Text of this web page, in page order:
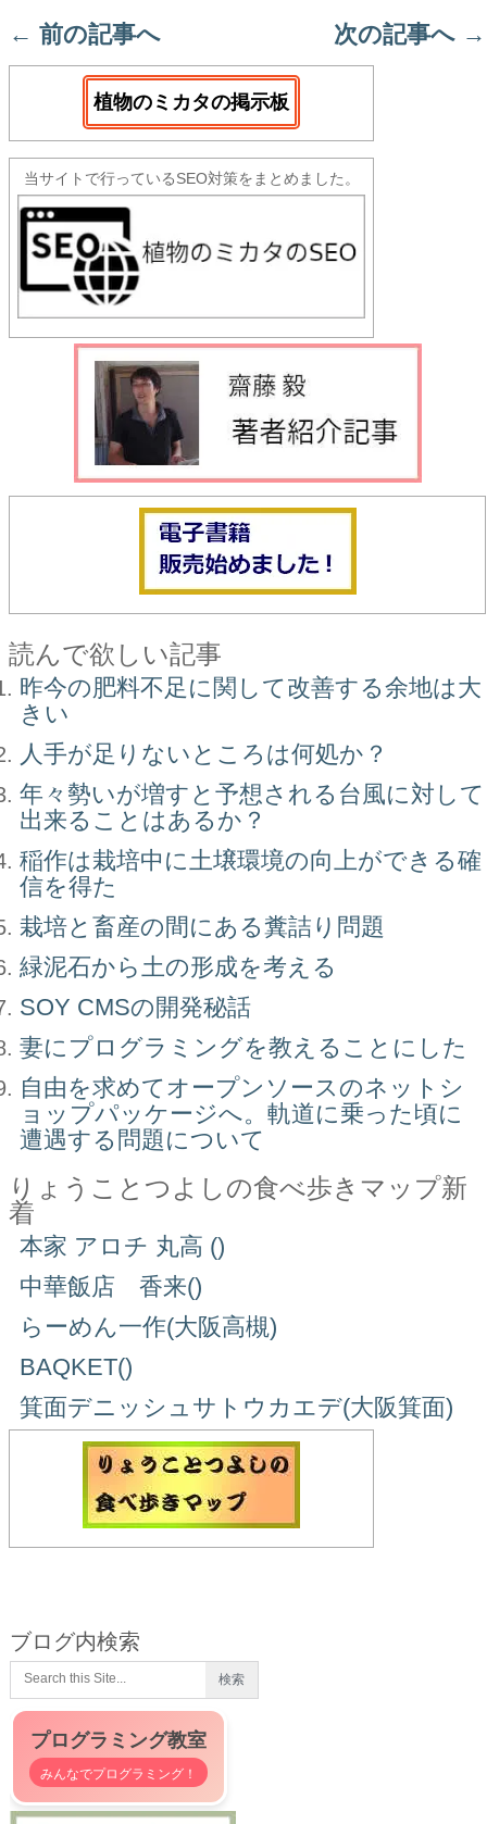
← 前の記事へ 次の記事へ →
植物のミカタの掲示板
当サイトで行っているSEO対策をまとめました。
読んで欲しい記事
昨今の肥料不足に関して改善する余地は大
きい
人手が足りないところは何処か？
年々勢いが増すと予想される台風に対して
出来ることはあるか？
稲作は栽培中に土壌環境の向上ができる確
信を得た
栽培と畜産の間にある糞詰り問題
緑泥石から土の形成を考える
SOY CMSの開発秘話
妻にプログラミングを教えることにした
自由を求めてオープンソースのネットシ
ョップパッケージへ。軌道に乗った頃に
遭遇する問題について
りょうことつよしの食べ歩きマップ新
着
本家 アロチ 丸高 ()
中華飯店 香来()
らーめん一作(大阪高槻)
BAQKET()
箕面デニッシュサトウカエデ(大阪箕面)
ブログ内検索
プログラミング教室
みんなでプログラミング！